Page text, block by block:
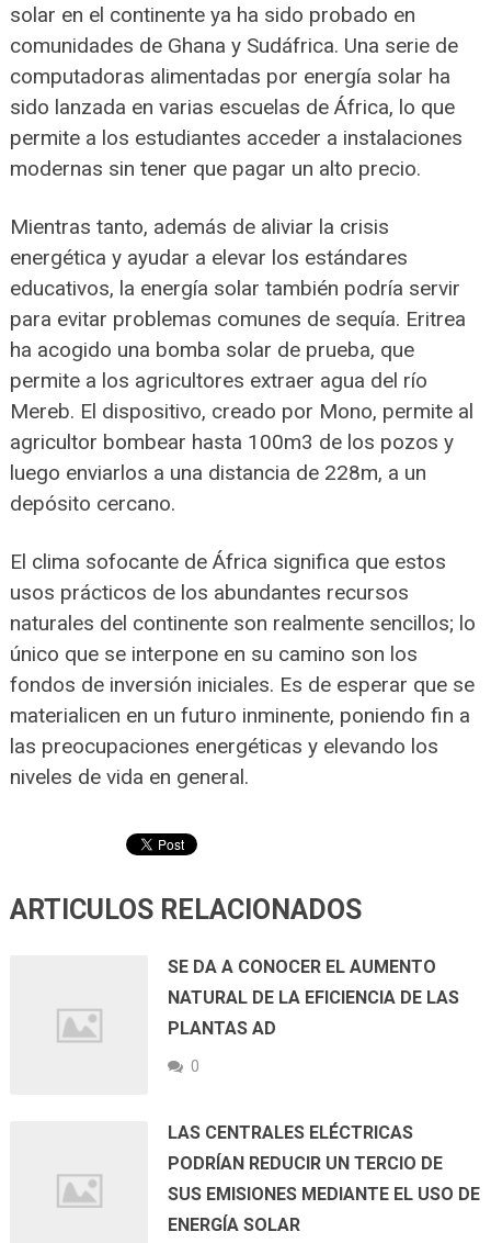
solar en el continente ya ha sido probado en
comunidades de Ghana y Sudáfrica. Una serie de
computadoras alimentadas por energía solar ha
sido lanzada en varias escuelas de África, lo que
permite a los estudiantes acceder a instalaciones
modernas sin tener que pagar un alto precio.
Mientras tanto, además de aliviar la crisis
energética y ayudar a elevar los estándares
educativos, la energía solar también podría servir
para evitar problemas comunes de sequía. Eritrea
ha acogido una bomba solar de prueba, que
permite a los agricultores extraer agua del río
Mereb. El dispositivo, creado por Mono, permite al
agricultor bombear hasta 100m3 de los pozos y
luego enviarlos a una distancia de 228m, a un
depósito cercano.
El clima sofocante de África significa que estos
usos prácticos de los abundantes recursos
naturales del continente son realmente sencillos; lo
único que se interpone en su camino son los
fondos de inversión iniciales. Es de esperar que se
materialicen en un futuro inminente, poniendo fin a
las preocupaciones energéticas y elevando los
niveles de vida en general.
ARTICULOS RELACIONADOS
SE DA A CONOCER EL AUMENTO
NATURAL DE LA EFICIENCIA DE LAS
PLANTAS AD
0
LAS CENTRALES ELÉCTRICAS
PODRÍAN REDUCIR UN TERCIO DE
SUS EMISIONES MEDIANTE EL USO DE
ENERGÍA SOLAR